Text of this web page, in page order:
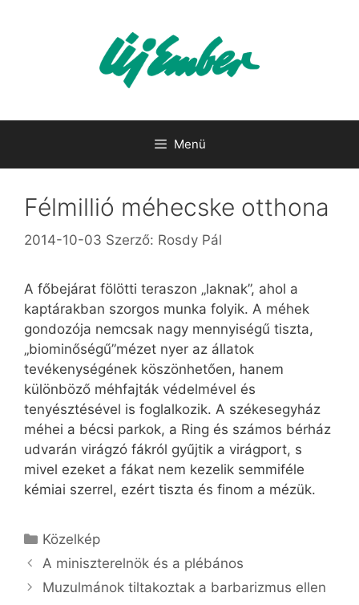
Menü
Félmillió méhecske otthona
2014-10-03 Szerző: Rosdy Pál
A főbejárat fölötti teraszon „laknak”, ahol a
kaptárakban szorgos munka folyik. A méhek
gondozója nemcsak nagy mennyiségű tiszta,
„biominőségű”mézet nyer az állatok
tevékenységének köszönhetően, hanem
különböző méhfajták védelmével és
tenyésztésével is foglalkozik. A székesegyház
méhei a bécsi parkok, a Ring és számos bérház
udvarán virágzó fákról gyűjtik a virágport, s
mivel ezeket a fákat nem kezelik semmiféle
kémiai szerrel, ezért tiszta és finom a mézük.
Kategória
Közelkép
A miniszterelnök és a plébános
Muzulmánok tiltakoztak a barbarizmus ellen